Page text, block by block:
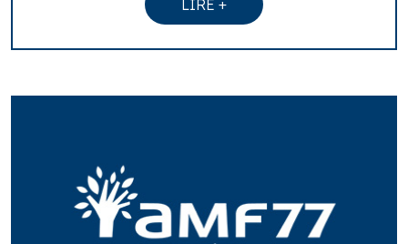
LIRE +